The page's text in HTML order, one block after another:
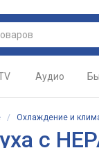
Аудио
/ Охлаждение и
c